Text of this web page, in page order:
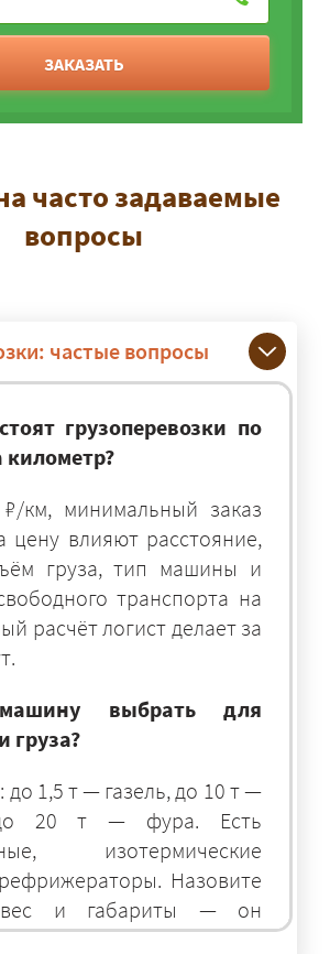
ЗАКАЗАТЬ
часто задаваемые
вопросы
частые вопросы
грузоперевозки по
километр?
км, минимальный заказ
цену влияют расстояние,
груза, тип машины и
транспорта на
расчёт логист делает за
выбрать для
груза?
1,5 т — газель, до 10 т —
20 т — фура. Есть
изотермические
Назовите
вес и габариты — он
транспорт.